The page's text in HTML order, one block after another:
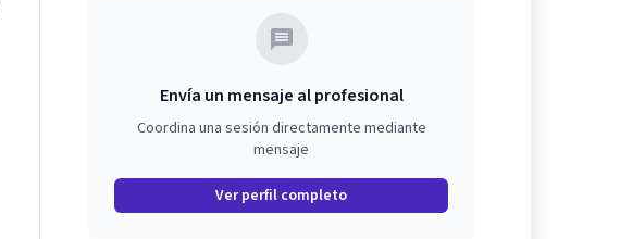
Envía un mensaje al profesional
Coordina una sesión directamente mediante
mensaje
Ver perfil completo